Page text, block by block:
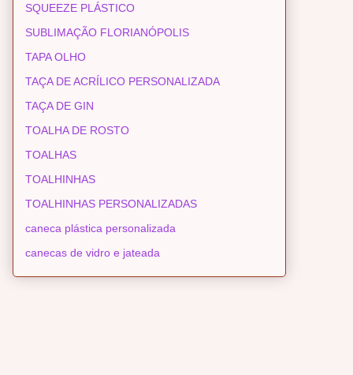
SQUEEZE PLÁSTICO
SUBLIMAÇÃO FLORIANÓPOLIS
TAPA OLHO
TAÇA DE ACRÍLICO PERSONALIZADA
TAÇA DE GIN
TOALHA DE ROSTO
TOALHAS
TOALHINHAS
TOALHINHAS PERSONALIZADAS
caneca plástica personalizada
canecas de vidro e jateada